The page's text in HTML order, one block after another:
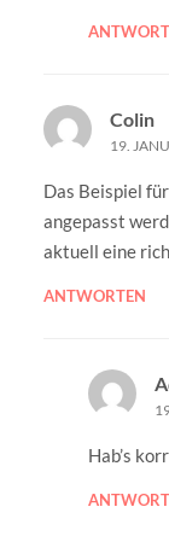
Colin
19.
Das Beispiel
angepasst
aktuell eine
ANTWORTEN
Hab’s